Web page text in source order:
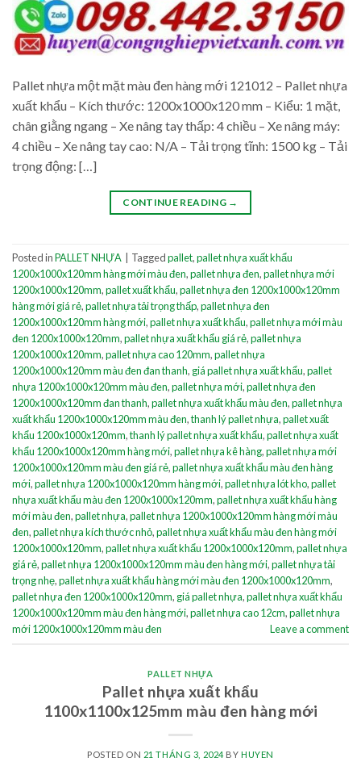
Pallet nhựa một mặt màu đen hàng mới 121012 – Pallet nhựa
xuất khẩu – Kích thước: 1200x1000x120 mm – Kiểu: 1 mặt,
chân giằng ngang – Xe nâng tay thấp: 4 chiều – Xe nâng máy:
4 chiều – Xe nâng tay cao: N/A – Tải trọng tĩnh: 1500 kg – Tải
trọng động: […]
CONTINUE READING →
Posted inPALLET NHỰA Taggedpallet,pallet nhựa xuất khẩu
1200x1000x120mm hàng mới màu đen,pallet nhựa đen,pallet nhựa mới
1200x1000x120mm,pallet xuất khẩu,pallet nhựa đen 1200x1000x120mm
hàng mới giá rẻ,pallet nhựa tải trọng thấp,pallet nhựa đen
1200x1000x120mm hàng mới,pallet nhựa xuất khẩu,pallet nhựa mới màu
đen 1200x1000x120mm,pallet nhựa xuất khẩu giá rẻ,pallet nhựa
1200x1000x120mm,pallet nhựa cao 120mm,pallet nhựa
1200x1000x120mm màu đen đan thanh, giá pallet nhựa xuất khẩu,pallet
nhựa 1200x1000x120mm màu đen,pallet nhựa mới,pallet nhựa đen
1200x1000x120mm đan thanh,pallet nhựa xuất khẩu màu đen,pallet nhựa
xuất khẩu 1200x1000x120mm màu đen,thanh lý pallet nhựa,pallet xuất
khẩu 1200x1000x120mm,thanh lý pallet nhựa xuất khẩu,pallet nhựa xuất
khẩu 1200x1000x120mm hàng mới,pallet nhựa kê hàng,pallet nhựa mới
1200x1000x120mm màu đen giá rẻ,pallet nhựa xuất khẩu màu đen hàng
mới,pallet nhựa 1200x1000x120mm hàng mới,pallet nhựa lót kho,pallet
nhựa xuất khẩu màu đen 1200x1000x120mm,pallet nhựa xuất khẩu hàng
mới màu đen,pallet nhựa,pallet nhựa 1200x1000x120mm hàng mới màu
đen,pallet nhựa kích thước nhỏ,pallet nhựa xuất khẩu màu đen hàng mới
1200x1000x120mm,pallet nhựa xuất khẩu 1200x1000x120mm,pallet nhựa
giá rẻ,pallet nhựa 1200x1000x120mm màu đen hàng mới,pallet nhựa tải
trọng nhẹ,pallet nhựa xuất khẩu hàng mới màu đen 1200x1000x120mm,
pallet nhựa đen 1200x1000x120mm, giá pallet nhựa,pallet nhựa xuất khẩu
1200x1000x120mm màu đen hàng mới,pallet nhựa cao 12cm,pallet nhựa
mới 1200x1000x120mm màu đen
Leave a comment
PALLET NHỰA
Pallet nhựa xuất khẩu
1100x1100x125mm màu đen hàng mới
POSTED ON 21 THÁNG 3, 2024BY HUYEN